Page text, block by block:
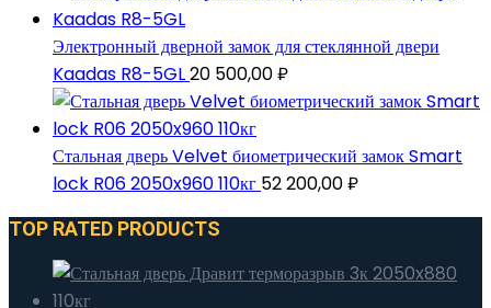
Электронный дверной замок для стеклянной двери
Kaadas R8-5GL20 500,00₽
Стальная дверь Velvet биометрический замок Smart
lock R06 2050x960 110кг 52 200,00₽
TOP RATED PRODUCTS